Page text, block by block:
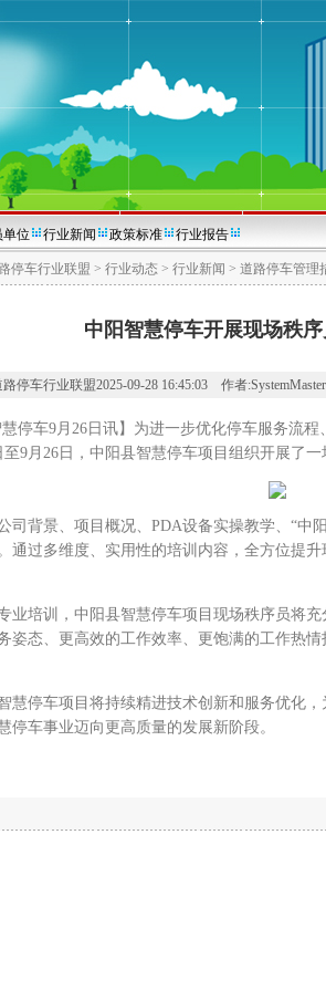
单位 行业新闻 政策标准 行业报告
停车行业联盟 > 行业动态 > 行业新闻 > 道路停车管理
中阳智慧停车开展现场秩序
路停车行业联盟2025-09-28 16:45:03 作者
车9月26日讯】为进一步优化停车服务流程
9月26日，中阳县智慧停车项目组织开展了一
背景、项目概况、PDA设备实操教学、“中阳
通过多维度、实用性的培训内容，全方位提
培训，中阳县智慧停车项目现场秩序员将充
姿态、更高效的工作效率、更饱满的工作热
停车项目将持续精进技术创新和服务优化，
停车事业迈向更高质量的发展新阶段。